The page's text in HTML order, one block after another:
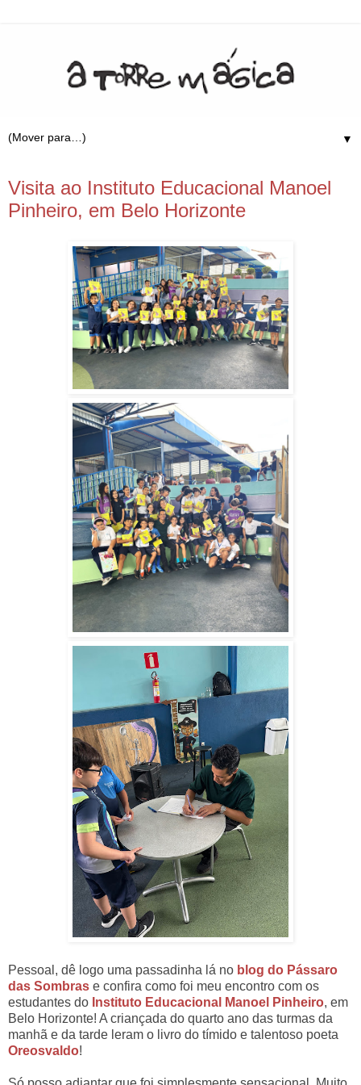
▼
Visita ao Instituto Educacional Manoel
Pinheiro, em Belo Horizonte
Pessoal, dê logo uma passadinha lá no blog do Pássaro
das Sombras e confira como foi meu encontro com os
estudantes do Instituto Educacional Manoel Pinheiro, em
Belo Horizonte! A criançada do quarto ano das turmas da
manhã e da tarde leram o livro do tímido e talentoso poeta
Oreosvaldo!